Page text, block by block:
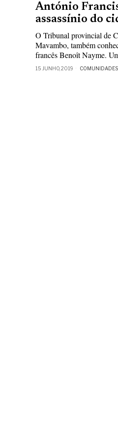
António
assassínio do
O Tribunal provincial de
Mavambo, também
francês Benoît Nayme.
15 JUNHO, 2019 COMUNIDADES